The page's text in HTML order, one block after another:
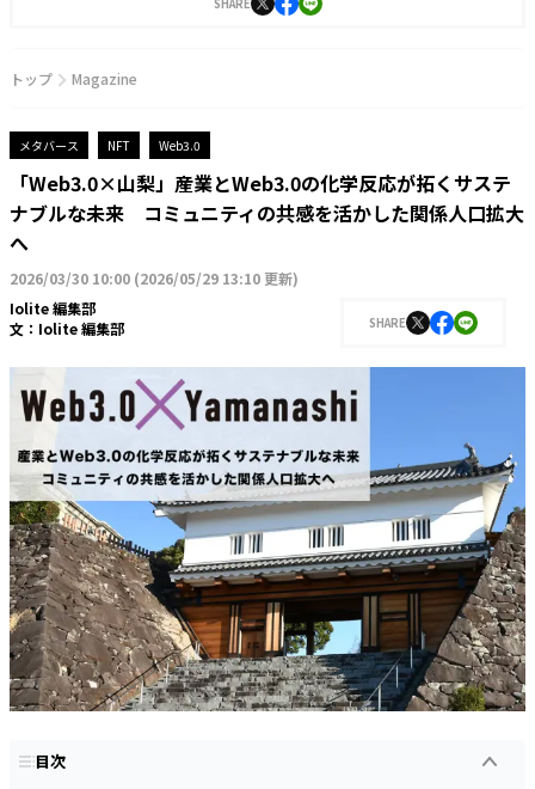
SHARE
トップ Magazine
メタバース NFT Web3.0
「Web3.0×山梨」産業とWeb3.0の化学反応が拓くサステ
ナブルな未来 コミュニティの共感を活かした関係人口拡大
へ
2026/03/30 10:00 (2026/05/29 13:10 更新)
Iolite 編集部
文： Iolite 編集部 SHARE
目次